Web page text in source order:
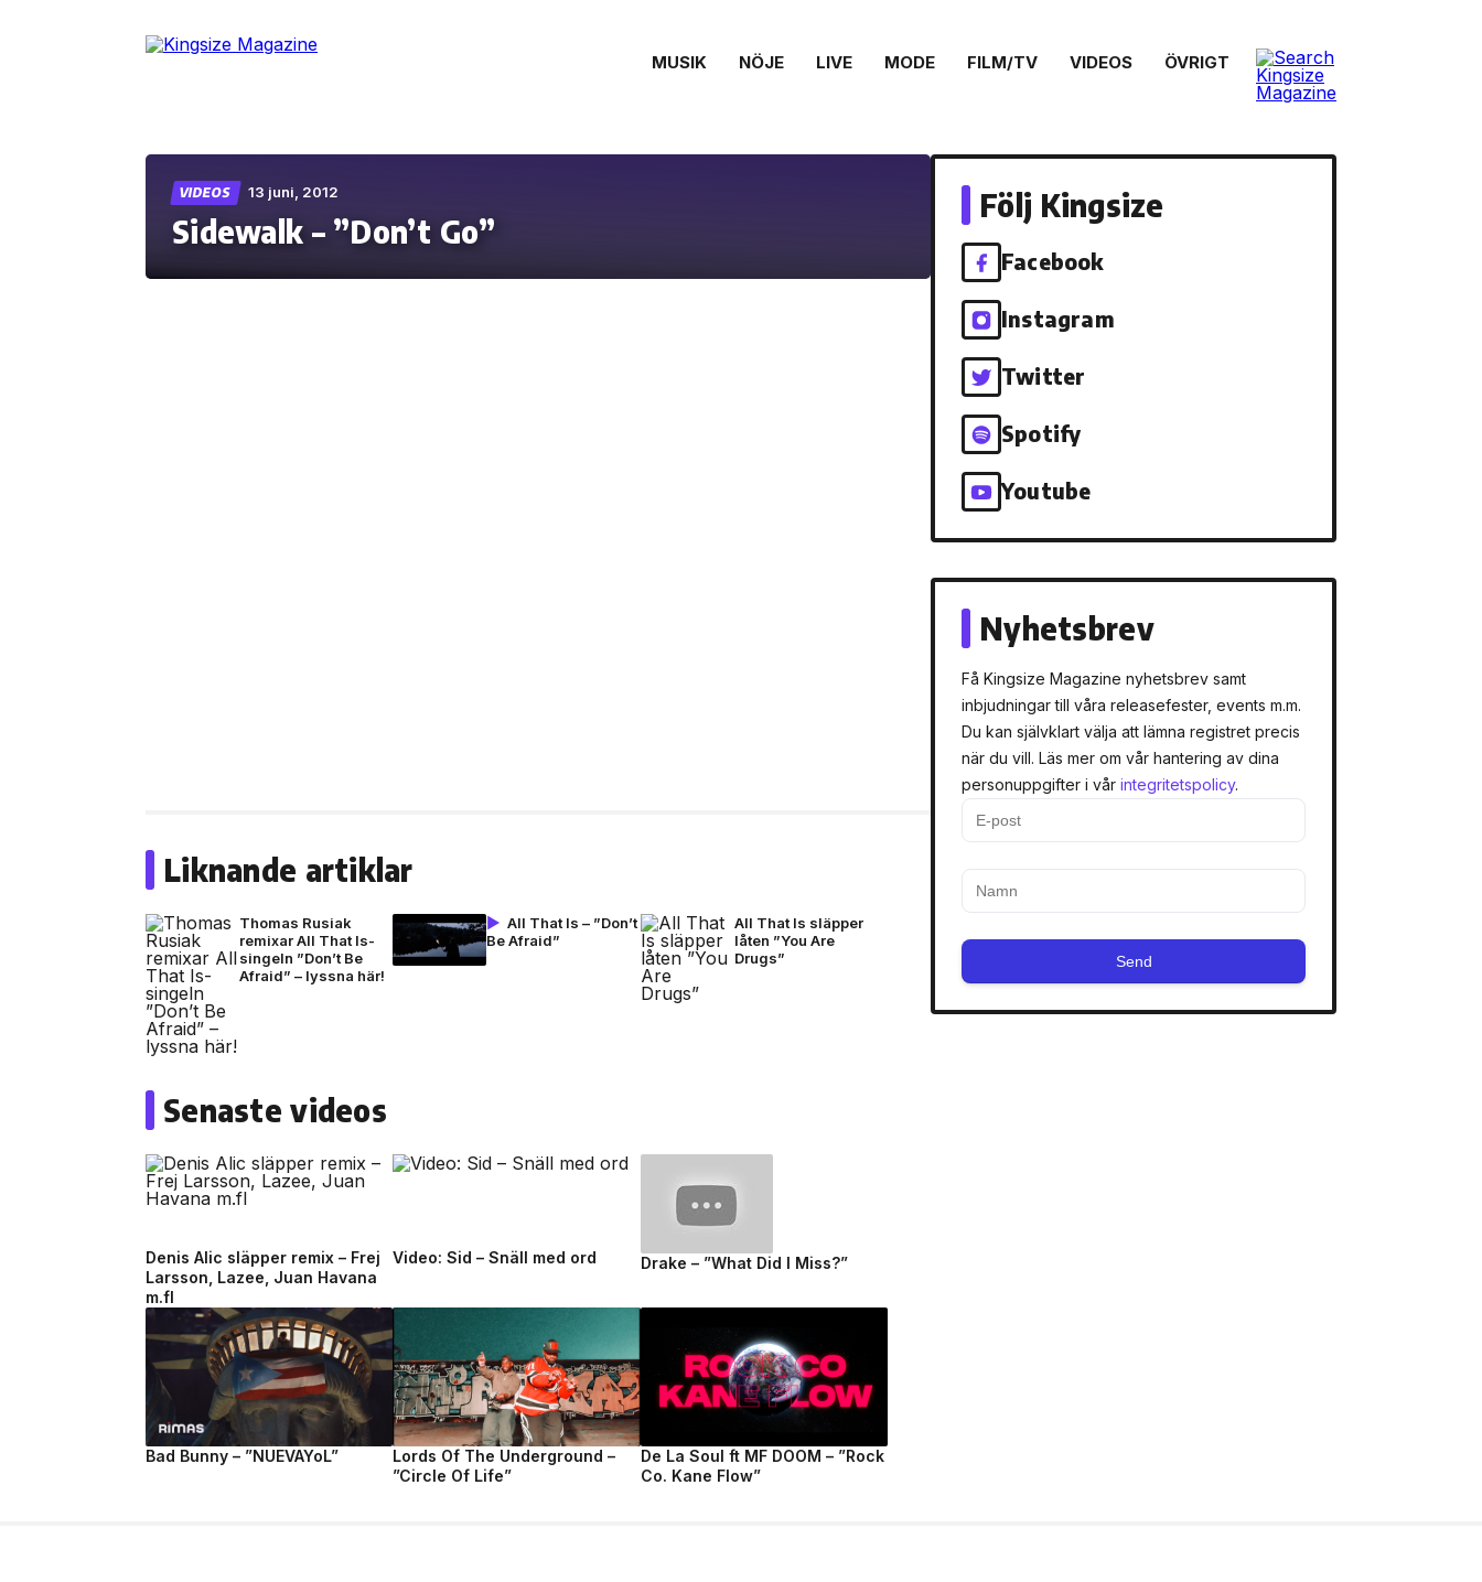
MUSIK NÖJE LIVE MODE FILM/TV VIDEOS ÖVRIGT
VIDEOS 13 juni, 2012
Sidewalk – ”Don’t Go”
Liknande artiklar
Thomas Rusiak
remixar All That Is-
singeln ”Don’t Be
Afraid” – lyssna här!
All That Is – ”Don’t
Be Afraid”
All That Is släpper
låten ”You Are
Drugs”
Senaste videos
Denis Alic släpper remix – Frej
Larsson, Lazee, Juan Havana
m.fl
Video: Sid – Snäll med ord Drake – ”What Did I Miss?”
Bad Bunny – ”NUEVAYoL”
Lords Of The Underground –
”Circle Of Life”
De La Soul ft MF DOOM – ”Rock
Co. Kane Flow”
Följ Kingsize
Facebook
Instagram
Twitter
Spotify
Youtube
Nyhetsbrev
Få Kingsize Magazine nyhetsbrev samt
inbjudningar till våra releasefester, events m.m.
Du kan självklart välja att lämna registret precis
när du vill. Läs mer om vår hantering av dina
personuppgifter i vår integritetspolicy.
Send